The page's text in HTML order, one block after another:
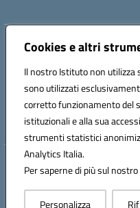
Cookies e altri
Il nostro Istituto non
sono utilizzati
corretto funzionamento del
istituzionali e alla sua
strumenti statistici
Analytics Italia.
Per saperne di più sul
Personalizza
Indirizzo:Via Enrico Fermi, 4 -
Posta elettronica certificata
Codice fiscale: 82000590826
Codice meccanografico:
Hosting &
Concept &